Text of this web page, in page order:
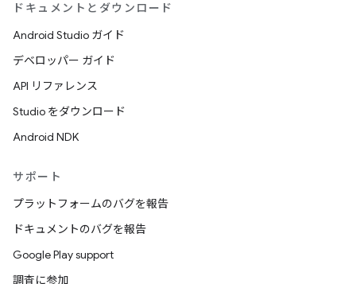
ドキュメントとダウンロード
Android Studio ガイド
デベロッパー ガイド
API リファレンス
Studio をダウンロード
Android NDK
サポート
プラットフォームのバグを報告
ドキュメントのバグを報告
Google Play support
調査に参加